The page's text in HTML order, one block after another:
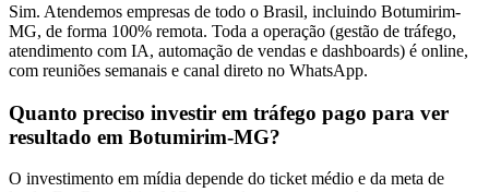
Sim. Atendemos empresas de todo o Brasil, incluindo Botumirim-
MG, de forma 100% remota. Toda a operação (gestão de tráfego,
atendimento com IA, automação de vendas e dashboards) é online,
com reuniões semanais e canal direto no WhatsApp.
Quanto preciso investir em tráfego pago para ver
resultado em Botumirim-MG?
O investimento em mídia depende do ticket médio e da meta de